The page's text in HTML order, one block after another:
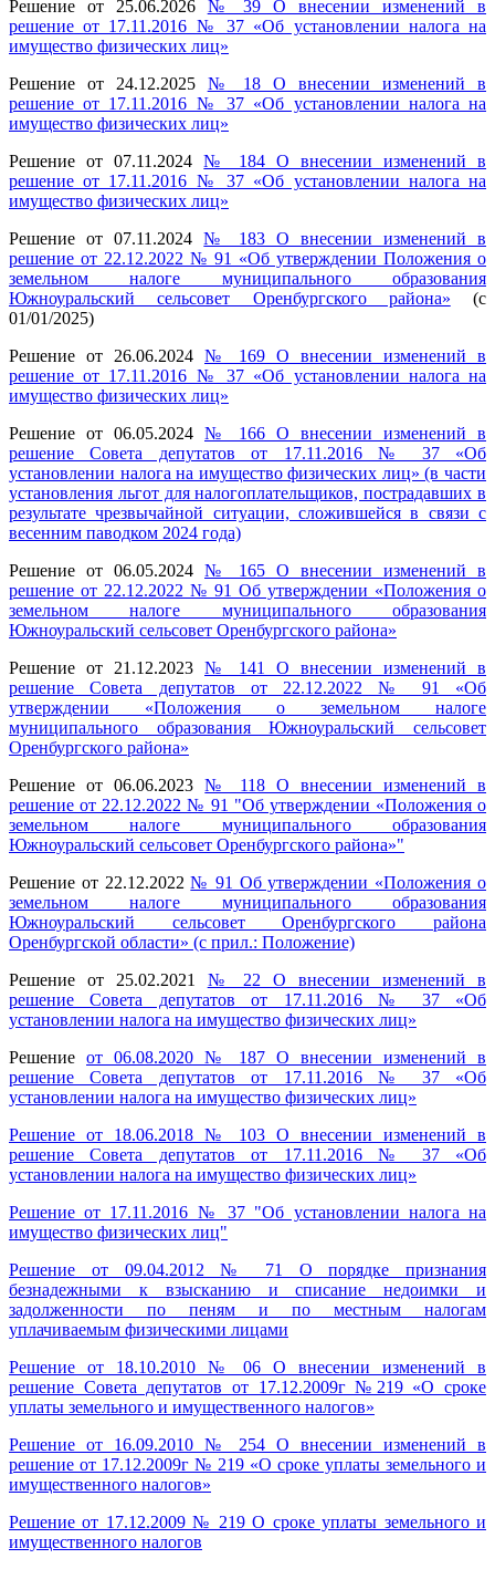
Решение от 25.06.2026 № 39 О внесении изменений в
решение от 17.11.2016 № 37 «Об установлении налога на
имущество физических лиц»
Решение от 24.12.2025 № 18 О внесении изменений в
решение от 17.11.2016 № 37 «Об установлении налога на
имущество физических лиц»
Решение от 07.11.2024№ 184 О внесении изменений в
решение от 17.11.2016 № 37 «Об установлении налога на
имущество физических лиц»
Решение от 07.11.2024№ 183 О внесении изменений в
решение от 22.12.2022 № 91 «Об утверждении Положения о
земельном налоге муниципального образования
Южноуральский сельсовет Оренбургского района» (с
01/01/2025)
Решение от 26.06.2024 № 169 О внесении изменений в
решение от 17.11.2016 № 37 «Об установлении налога на
имущество физических лиц»
Решение от 06.05.2024 № 166 О внесении изменений в
решение Совета депутатов от 17.11.2016 № 37 «Об
установлении налога на имущество физических лиц» (в части
установления льгот для налогоплательщиков, пострадавших в
результате чрезвычайной ситуации, сложившейся в связи с
весенним паводком 2024 года)
Решение от 06.05.2024 № 165 О внесении изменений в
решение от 22.12.2022 № 91 Об утверждении «Положения о
земельном налоге муниципального образования
Южноуральский сельсовет Оренбургского района»
Решение от 21.12.2023 № 141 О внесении изменений в
решение Совета депутатов от 22.12.2022 № 91 «Об
утверждении «Положения о земельном налоге
муниципального образования Южноуральский сельсовет
Оренбургского района»
Решение от 06.06.2023№ 118 О внесении изменений в
решение от 22.12.2022 № 91 "Об утверждении «Положения о
земельном налоге муниципального образования
Южноуральский сельсовет Оренбургского района»"
Решение от 22.12.2022№ 91 Об утверждении «Положения о
земельном налоге муниципального образования
Южноуральский сельсовет Оренбургского района
Оренбургской области» (с прил.: Положение)
Решение от 25.02.2021 № 22 О внесении изменений в
решение Совета депутатов от 17.11.2016 № 37 «Об
установлении налога на имущество физических лиц»
Решение от 06.08.2020 № 187 О внесении изменений в
решение Совета депутатов от 17.11.2016 № 37 «Об
установлении налога на имущество физических лиц»
Решение от 18.06.2018 № 103 О внесении изменений в
решение Совета депутатов от 17.11.2016 № 37 «Об
установлении налога на имущество физических лиц»
Решение от 17.11.2016 № 37 "Об установлении налога на
имущество физических лиц"
Решение от 09.04.2012 № 71 О порядке признания
безнадежными к взысканию и списание недоимки и
задолженности по пеням и по местным налогам
уплачиваемым физическими лицами
Решение от 18.10.2010 № 06 О внесении изменений в
решение Совета депутатов от 17.12.2009г №219 «О сроке
уплаты земельного и имущественного налогов»
Решение от 16.09.2010 № 254 О внесении изменений в
решение от 17.12.2009г № 219 «О сроке уплаты земельного и
имущественного налогов»
Решение от 17.12.2009 № 219 О сроке уплаты земельного и
имущественного налогов